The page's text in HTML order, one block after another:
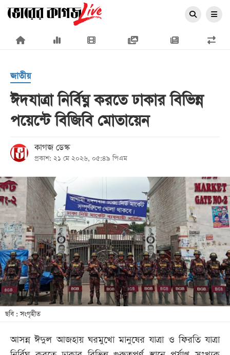
×
প্রচ্ছদ
জাতীয়
রাজনীতি
অর্থনীতি
আন্তর্জাতিক
সারাদেশ
খেলা
বিনোদন
লাইফ
স্টাইল
শিক্ষা
সব
জাতীয়
ঈদযাত্রা নির্বিঘ্ন করতে ঢাকার বিভিন্ন
পয়েন্টে বিজিবি মোতায়েন
কাগজ ডেস্ক
প্রকাশ: ২১ মে ২০২৬, ০৫:৪৯ পিএম
ছবি : সংগৃহীত
আসন্ন ঈদুল আজহায় ঘরমুখো মানুষের যাত্রা ও ফিরতি যাত্রা